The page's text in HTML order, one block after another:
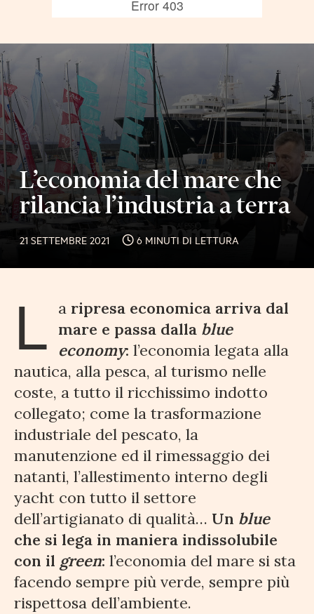
L’economia del mare che
rilancia l’industria a terra
21 SETTEMBRE 2021 6 MINUTI DI LETTURA
L a ripresa economica arriva dal
mare e passa dalla blue
economy: l’economia legata alla
nautica, alla pesca, al turismo nelle
coste, a tutto il ricchissimo indotto
collegato; come la trasformazione
industriale del pescato, la
manutenzione ed il rimessaggio dei
natanti, l’allestimento interno degli
yacht con tutto il settore
dell’artigianato di qualità… Un blue
che si lega in maniera indissolubile
con il green: l’economia del mare si sta
facendo sempre più verde, sempre più
rispettosa dell’ambiente.